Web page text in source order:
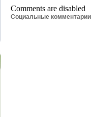
Comments are disabled
Социальные